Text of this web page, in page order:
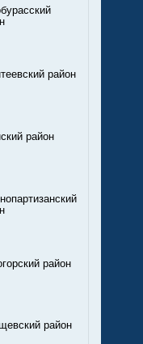
район
район
район
район